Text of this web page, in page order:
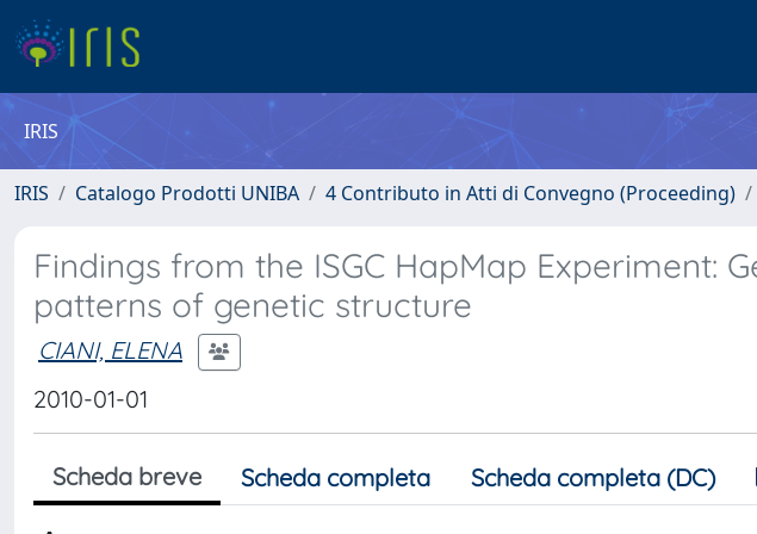
IRIS
IRIS Catalogo Prodotti UNIBA 4 Contributo in Atti di Convegno (Proceeding)
Findings from the ISGC HapMap Experiment:
patterns of genetic structure
CIANI, ELENA
2010-01-01
Scheda breve Scheda completa Scheda completa (DC)